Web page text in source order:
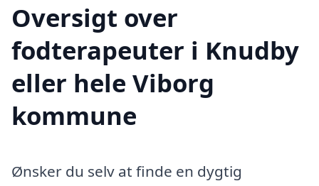
Oversigt over
fodterapeuter i Knudby
eller hele Viborg
kommune
Ønsker du selv at finde en dygtig